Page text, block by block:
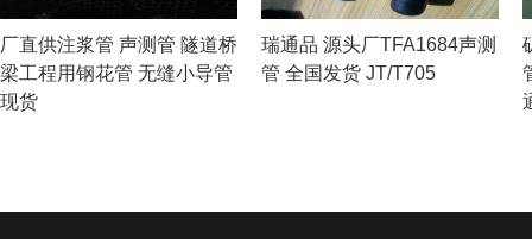
厂直供注浆管 声测管 隧道桥
梁工程用钢花管 无缝小导管
现货
瑞通品 源头厂TFA1684声测
管 全国发货 JT/T705